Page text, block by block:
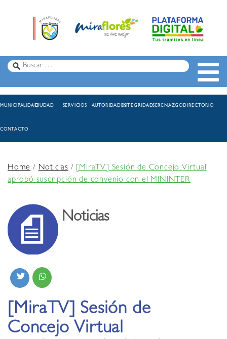
MUNICIPALIDADCIUDAD SERVICIOS AUTORIDADESINTEGRIDADSERENAZGODIRECTORIO
CONTACTO
Home/Noticias /
[MiraTV] Sesión de Concejo Virtual
aprobó suscripción de convenio con el MININTER
Noticias
[MiraTV] Sesión de
Concejo Virtual